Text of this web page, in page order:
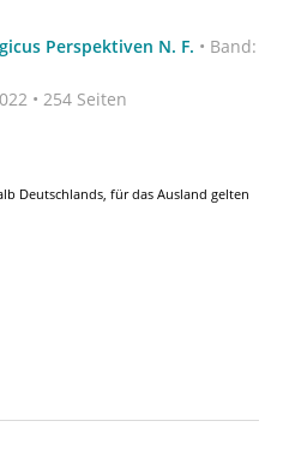
Perspektiven N. F. • Band:
• 254 Seiten
Deutschlands, für das Ausland gelten